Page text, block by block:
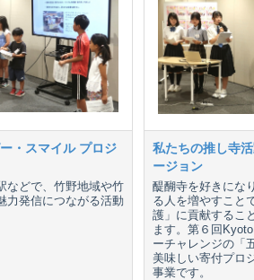
・スマイル プロジ
などで、竹野地域や竹
力発信につながる活動
私たちの推し寺
ージョン
醍醐寺を好きにな
る人を増やすこと
護」に貢献するこ
ます。第６回
ーチャレンジの「
美味しい寄付プロ
事業です。